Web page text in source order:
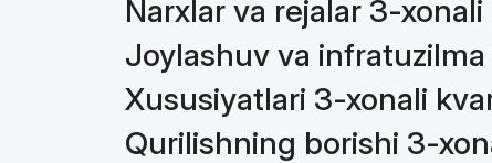
Narxlar va rejalar 3-xonali
Joylashuv va
Xususiyatlari 3-xonali
Qurilishning borishi 3-